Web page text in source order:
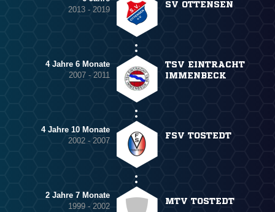
2013 - 2019
SV OTTENSEN
4 Jahre 6 Monate
2007 - 2011
TSV EINTRACHT
IMMENBECK
4 Jahre 10 Monate
2002 - 2007
FSV TOSTEDT
2 Jahre 7 Monate
1999 - 2002
MTV TOSTEDT